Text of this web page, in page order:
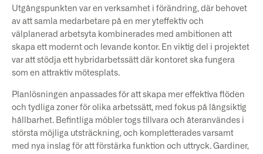
Utgångspunkten var en verksamhet i förändring, där behovet
av att samla medarbetare på en mer yteffektiv och
välplanerad arbetsyta kombinerades med ambitionen att
skapa ett modernt och levande kontor. En viktig del i projektet
var att stödja ett hybridarbetssätt där kontoret ska fungera
som en attraktiv mötesplats.
Planlösningen anpassades för att skapa mer effektiva flöden
och tydliga zoner för olika arbetssätt, med fokus på långsiktig
hållbarhet. Befintliga möbler togs tillvara och återanvändes i
största möjliga utsträckning, och kompletterades varsamt
med nya inslag för att förstärka funktion och uttryck. Gardiner,